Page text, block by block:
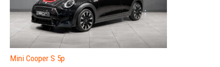
Mini Cooper S 5p